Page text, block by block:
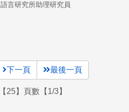
言研究所助理研究員
下一頁 最後一頁
25】頁數【1/3】